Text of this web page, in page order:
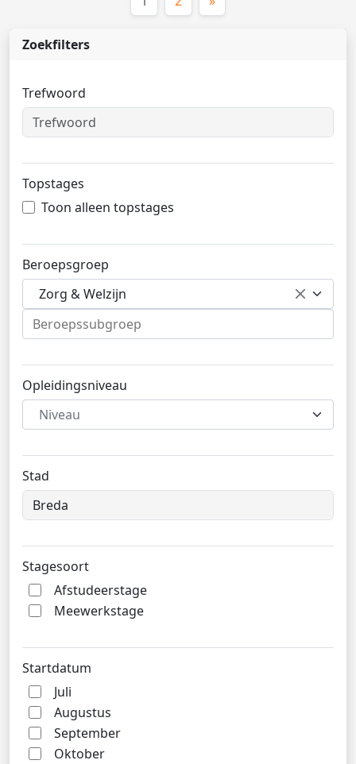
Zoekfilters
Trefwoord
Topstages
Toon alleen topstages
Beroepsgroep
Zorg & Welzijn
Opleidingsniveau
Niveau
Stad
Stagesoort
Afstudeerstage
Meewerkstage
Startdatum
Juli
Augustus
September
Oktober